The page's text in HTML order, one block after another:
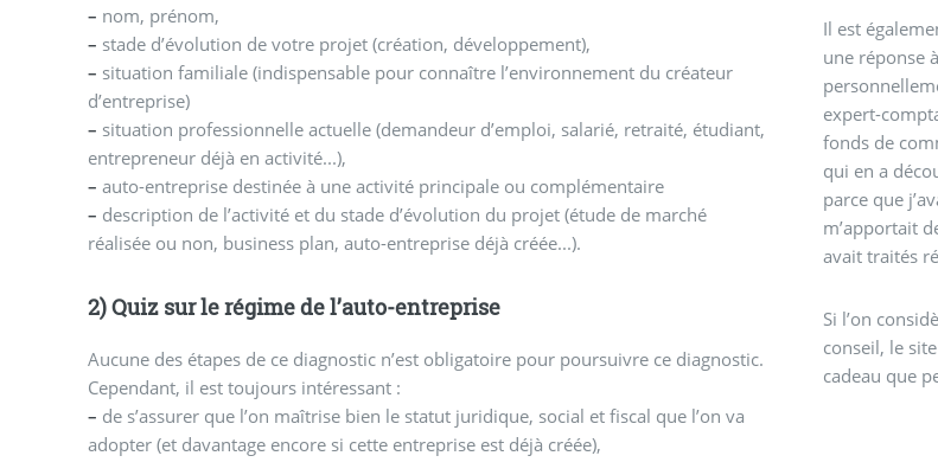
– nom, prénom,
– stade d’évolution de votre projet (création, développement),
– situation familiale (indispensable pour connaître l’environnement du créateur
d’entreprise)
– situation professionnelle actuelle (demandeur d’emploi, salarié, retraité, étudiant,
entrepreneur déjà en activité...),
– auto-entreprise destinée à une activité principale ou complémentaire
– description de l’activité et du stade d’évolution du projet (étude de marché
réalisée ou non, business plan, auto-entreprise déjà créée...).
2) Quiz sur le régime de l’auto-entreprise
Aucune des étapes de ce diagnostic n’est obligatoire pour poursuivre ce diagnostic.
Cependant, il est toujours intéressant :
– de s’assurer que l’on maîtrise bien le statut juridique, social et fiscal que l’on va
adopter (et davantage encore si cette entreprise est déjà créée),
Il est
une réponse
expert-
fonds de
qui en a
parce que
m’apportait
avait traités
Si l’on
conseil, le
cadeau que